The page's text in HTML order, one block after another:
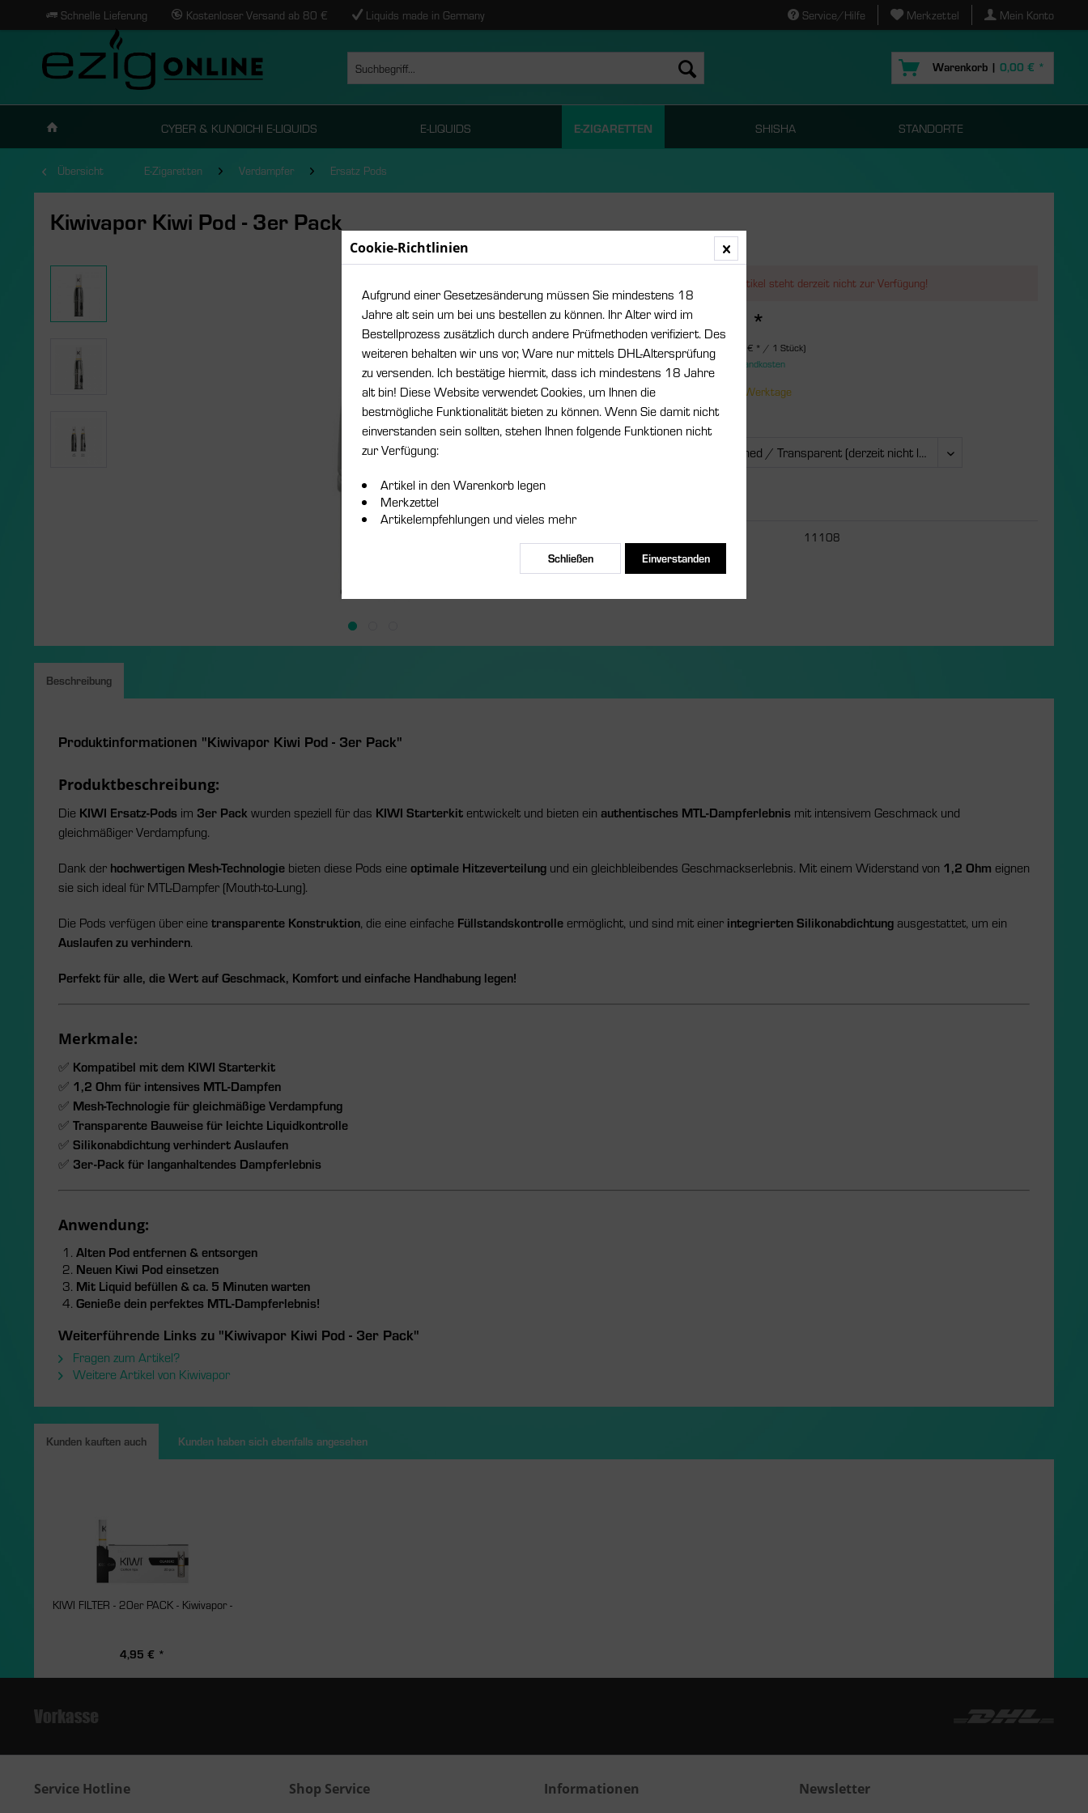
Schnelle Lieferung Kostenloser Versand ab 80 € Liquids made in Germany Service/Hilfe Merkzettel Mein Konto
Warenkorb | 0,00 € *
CYBER & KUNOICHI E-LIQUIDS E-LIQUIDS E-ZIGARETTEN SHISHA STANDORTE
Übersicht E-Zigaretten Verdampfer Ersatz Pods
Kiwivapor Kiwi Pod - 3er Pack
Dieser Artikel steht derzeit nicht zur Verfügung!
11,95 € *
Inhalt:3 Stück (3,98 € * / 1 Stück)
inkl. MwSt.
zzgl. Versandkosten
Lieferzeit 1-3 Werktage
Widerstand:
11108
Beschreibung
Produktinformationen "Kiwivapor Kiwi Pod - 3er Pack"
Produktbeschreibung:
Die KIWI Ersatz-Pods im 3er Pack wurden speziell für das KIWI Starterkit entwickelt und bieten ein authentisches MTL-Dampferlebnis mit intensivem Geschmack und
gleichmäßiger Verdampfung.
Dank der hochwertigen Mesh-Technologie bieten diese Pods eine optimale Hitzeverteilung und ein gleichbleibendes Geschmackserlebnis. Mit einem Widerstand von 1,2 Ohm eignen
sie sich ideal für MTL-Dampfer (Mouth-to-Lung).
Die Pods verfügen über eine transparente Konstruktion, die eine einfache Füllstandskontrolle ermöglicht, und sind mit einer integrierten Silikonabdichtung ausgestattet, um ein
Auslaufen zu verhindern.
Perfekt für alle, die Wert auf Geschmack, Komfort und einfache Handhabung legen!
Merkmale:
✅ Kompatibel mit dem KIWI Starterkit
✅ 1,2 Ohm für intensives MTL-Dampfen
✅ Mesh-Technologie für gleichmäßige Verdampfung
✅ Transparente Bauweise für leichte Liquidkontrolle
✅ Silikonabdichtung verhindert Auslaufen
✅ 3er-Pack für langanhaltendes Dampferlebnis
Anwendung:
Alten Pod entfernen & entsorgen
Neuen Kiwi Pod einsetzen
Mit Liquid befüllen & ca. 5 Minuten warten
Genieße dein perfektes MTL-Dampferlebnis!
Weiterführende Links zu "Kiwivapor Kiwi Pod - 3er Pack"
Fragen zum Artikel?
Weitere Artikel von Kiwivapor
Kunden kauften auch Kunden haben sich ebenfalls angesehen
KIWI FILTER - 20er PACK - Kiwivapor -
4,95 € *
Service Hotline Shop Service Informationen Newsletter
Cookie-Richtlinien
Aufgrund einer Gesetzesänderung müssen Sie mindestens 18
Jahre alt sein um bei uns bestellen zu können. Ihr Alter wird im
Bestellprozess zusätzlich durch andere Prüfmethoden verifiziert. Des
weiteren behalten wir uns vor, Ware nur mittels DHL-Altersprüfung
zu versenden. Ich bestätige hiermit, dass ich mindestens 18 Jahre
alt bin! Diese Website verwendet Cookies, um Ihnen die
bestmögliche Funktionalität bieten zu können. Wenn Sie damit nicht
einverstanden sein sollten, stehen Ihnen folgende Funktionen nicht
zur Verfügung:
Artikel in den Warenkorb legen
Merkzettel
Artikelempfehlungen und vieles mehr
Einverstanden
Schließen